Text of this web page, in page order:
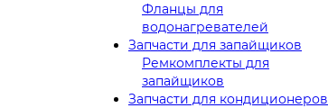
Фланцы для
водонагревателей
Запчасти для запайщиков
Ремкомплекты для
запайщиков
Запчасти для кондиционеров